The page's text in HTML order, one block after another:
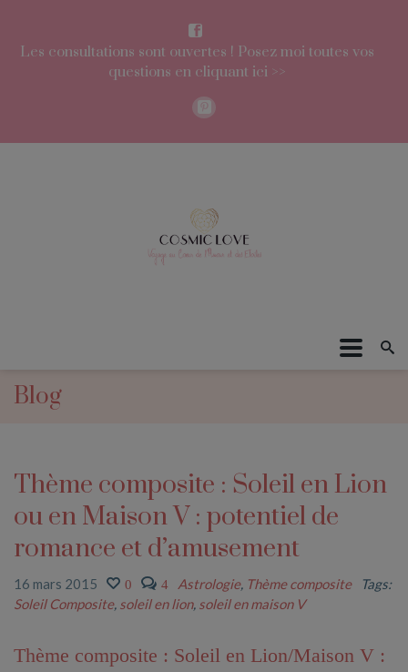
Les consultations sont ouvertes ! Posez moi toutes vos
questions en cliquant ici >>
Blog
Thème composite : Soleil en Lion
ou en Maison V : potentiel de
romance et d’amusement
16 mars 2015 0 4 Astrologie, Thème composite
Tags:
Soleil Composite, soleil en lion, soleil en maison V
Thème composite : Soleil en Lion/Maison V :